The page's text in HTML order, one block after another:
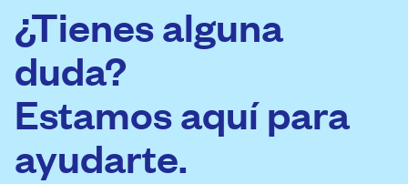
¿Tienes alguna
duda?
Estamos aquí para
ayudarte.